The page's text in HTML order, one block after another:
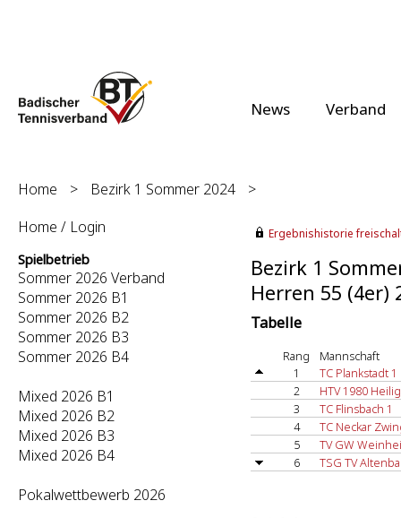
News Verband
Home > Bezirk 1 Sommer 2024
>
Home / Login
Spielbetrieb
Sommer 2026 Verband
Sommer 2026 B1
Sommer 2026 B2
Sommer 2026 B3
Sommer 2026 B4
Mixed 2026 B1
Mixed 2026 B2
Mixed 2026 B3
Mixed 2026 B4
Pokalwettbewerb 2026
Ergebnishistorie
Bezirk 1
Herren 55 (4er)
Tabelle
Rang
Mannschaft
1
TC Plankstadt 1
2
HTV 1980
3
TC Flinsbach 1
4
TC Neckar
5
TV GW
6
TSG TV